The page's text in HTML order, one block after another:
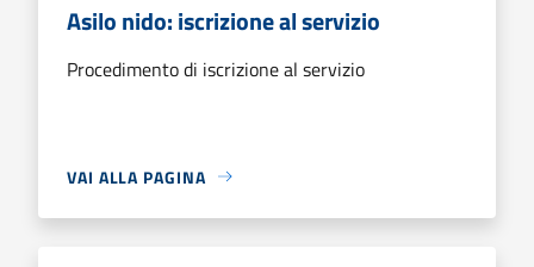
Asilo nido: iscrizione al servizio
Procedimento di iscrizione al servizio
VAI ALLA PAGINA